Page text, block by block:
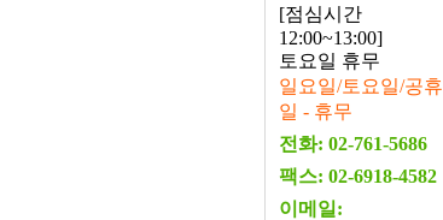
[점심시간
12:00~13:00]
토요일 휴무
일요일/토요일/공휴
일 - 휴무
전화: 02-761-5686
팩스: 02-6918-4582
이메일: